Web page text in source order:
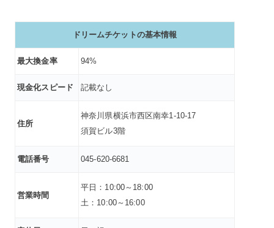
ドリームチケットの基本情報
最大換金率 94%
現金化スピード 記載なし
住所
神奈川県横浜市西区南幸1-10-17
須賀ビル3階
電話番号 045-620-6681
営業時間
平日：10:00～18:00
土：10:00～16:00